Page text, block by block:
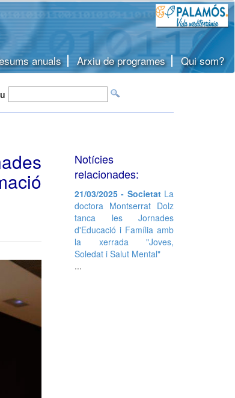
anuals Arxiu de programes Qui som?
Notícies
relacionades:
21/03/2025 - SocietatLa
doctora Montserrat Dolz
tanca les Jornades
d'Educació i Família amb
la xerrada "Joves,
Soledat i Salut Mental"
...